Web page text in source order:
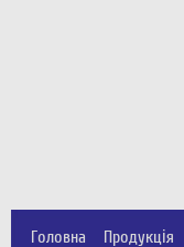
Головна Продукція